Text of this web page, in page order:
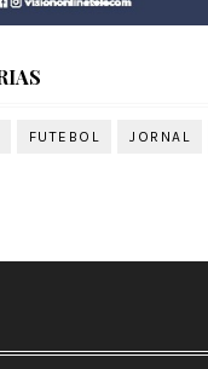
FUTEBOL JORNAL